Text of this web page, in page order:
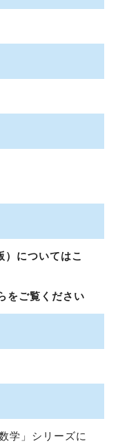
についてはこ
をご覧ください
学」シリーズに